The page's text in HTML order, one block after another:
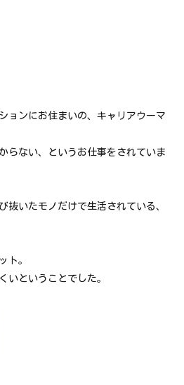
ョンにお住まいの、キャリアウーマ
らない、というお仕事をされていま
抜いたモノだけで生活されている、
ト。
いということでした。